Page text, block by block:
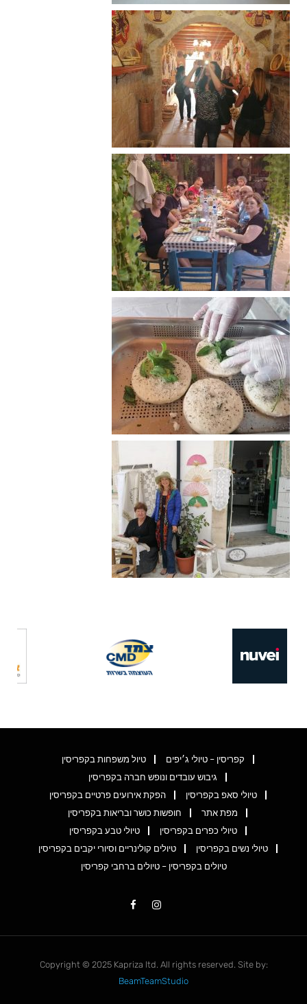
טיול משפחות בקפריסין
קפריסין – טיולי ג׳יפים
גיבוש עובדים ונופש חברה בקפריסין
הפקת אירועים פרטיים בקפריסין
טיולי סאפ בקפריסין
חופשות כושר ובריאות בקפריסין
מפת אתר
טיולי טבע בקפריסין
טיולי כפרים בקפריסין
טיולים קולינריים וסיורי יקבים בקפריסין
טיולי נשים בקפריסין
טיולים בקפריסין – טיולים ברחבי קפריסין
Copyright © 2025 Kapriza ltd. All rights reserved. Site by:
BeamTeamStudio